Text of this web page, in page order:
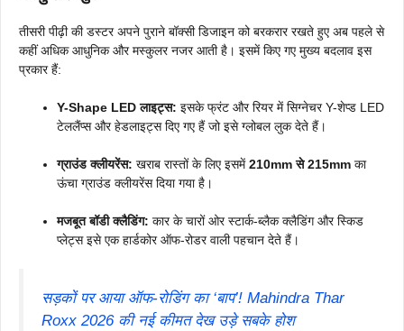
तीसरी पीढ़ी की डस्टर अपने पुराने बॉक्सी डिजाइन को बरकरार रखते हुए अब पहले से
कहीं अधिक आधुनिक और मस्कुलर नजर आती है। इसमें किए गए मुख्य बदलाव इस
प्रकार हैं:
Y-Shape LED लाइट्स: इसके फ्रंट और रियर में सिग्नेचर Y-शेप्ड LED
टेललैंप्स और हेडलाइट्स दिए गए हैं जो इसे ग्लोबल लुक देते हैं।
ग्राउंड क्लीयरेंस: खराब रास्तों के लिए इसमें210mm से 215mm का
ऊंचा ग्राउंड क्लीयरेंस दिया गया है।
मजबूत बॉडी क्लैडिंग: कार के चारों ओर स्टार्क-ब्लैक क्लैडिंग और स्किड
प्लेट्स इसे एक हार्डकोर ऑफ-रोडर वाली पहचान देते हैं।
सड़कों पर आया ऑफ-रोडिंग का ‘बाप’! Mahindra Thar
Roxx 2026 की नई कीमत देख उड़े सबके होश